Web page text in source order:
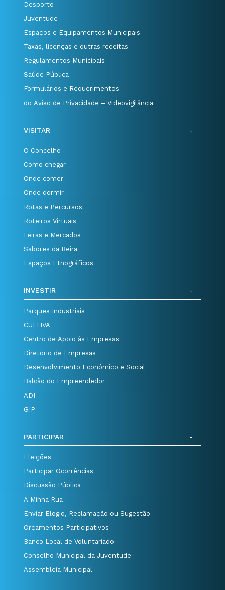
Desporto
Juventude
Espaços e Equipamentos Municipais
Taxas, licenças e outras receitas
Regulamentos Municipais
Saúde Pública
Formulários e Requerimentos
do Aviso de Privacidade – Videovigilância
VISITAR
O Concelho
Como chegar
Onde comer
Onde dormir
Rotas e Percursos
Roteiros Virtuais
Feiras e Mercados
Sabores da Beira
Espaços Etnográficos
INVESTIR
Parques Industriais
CULTIVA
Centro de Apoio às Empresas
Diretório de Empresas
Desenvolvimento Económico e Social
Balcão do Empreendedor
ADI
GIP
PARTICIPAR
Eleições
Participar Ocorrências
Discussão Pública
A Minha Rua
Enviar Elogio, Reclamação ou Sugestão
Orçamentos Participativos
Banco Local de Voluntariado
Conselho Municipal da Juventude
Assembleia Municipal